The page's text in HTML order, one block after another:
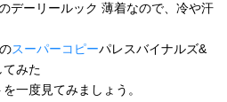
デーリールック 薄着なので、冷や汗
スーパーコピーパレスバイナルズ&
てみた
一度見てみましょう。